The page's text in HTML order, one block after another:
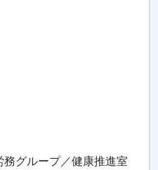
グループ／健康推進室